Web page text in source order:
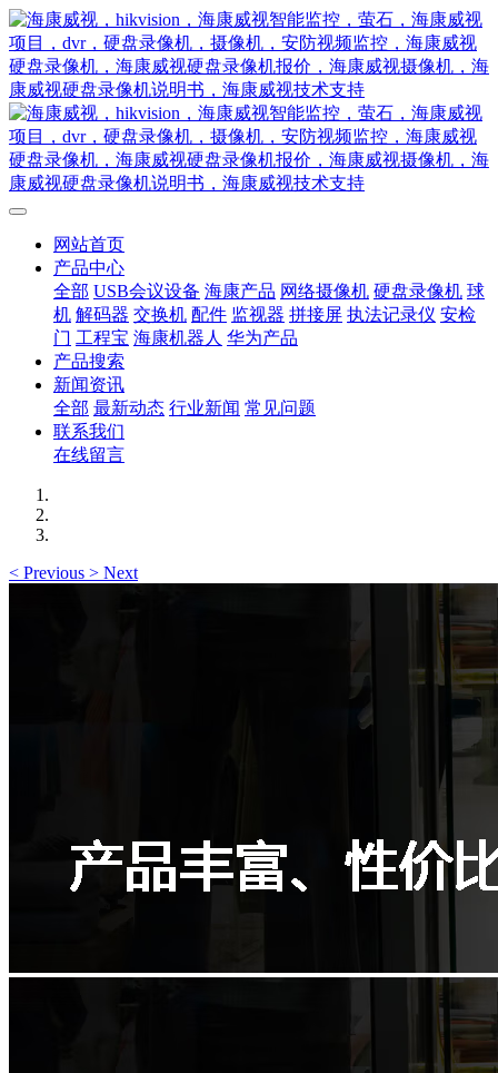
网站首页
产品中心
全部 USB会议设备 海康产品 网络摄像机 硬盘录像机 球
机 解码器 交换机 配件 监视器 拼接屏 执法记录仪 安检
门 工程宝 海康机器人 华为产品
产品搜索
新闻资讯
全部 最新动态 行业新闻 常见问题
联系我们
在线留言
< Previous > Next